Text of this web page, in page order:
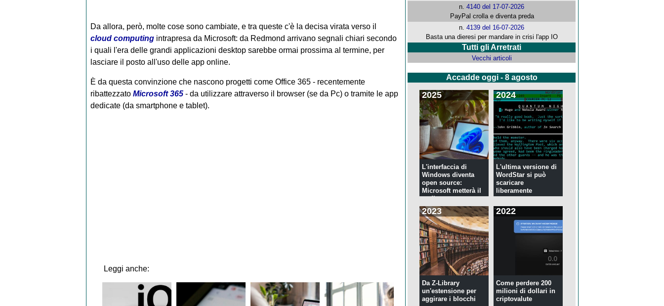
Da allora, però, molte cose sono cambiate, e tra queste c'è la decisa virata verso il
cloud computingintrapresa da Microsoft: da Redmond arrivano segnali chiari secondo
i quali l'era delle grandi applicazioni desktop sarebbe ormai prossima al termine, per
lasciare il posto all'uso delle app online.
È da questa convinzione che nascono progetti come Office 365 - recentemente
ribattezzato Microsoft 365- da utilizzare attraverso il browser (se da Pc) o tramite le app
dedicate (da smartphone e tablet).
Leggi anche:
n.4140 del 17-07-2026
PayPal crolla e diventa preda
n.4139 del 16-07-2026
Basta una dieresi per mandare in crisi l'app IO
Tutti gli Arretrati
Vecchi articoli
Accadde oggi - 8 agosto
2025
L'interfaccia di
Windows diventa
open source:
Microsoft metterà il
codi...
2024
L'ultima versione di
WordStar si può
scaricare
liberamente
2023
Da Z-Library
un'estensione per
aggirare i blocchi
2022
Come perdere 200
milioni di dollari in
criptovalute